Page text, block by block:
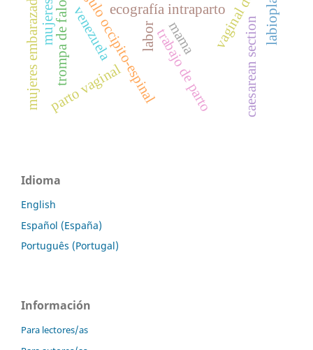
trabajo de parto
ecografía intraparto
Ángulo occipito-espinal
parto vaginal
labor caesarean section
trompa de falopiovenezuela
mujeres mama
mujeres embarazadas
Idioma
English
Español (España)
Português (Portugal)
Información
Para lectores/as